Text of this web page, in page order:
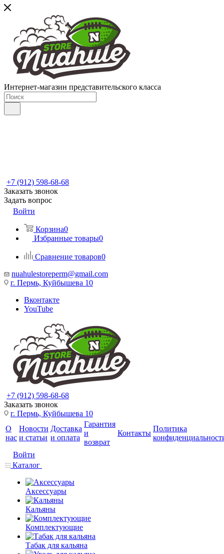
Интернет-магазин представительского класса
+7 (912) 598-68-68
Заказать звонок
Задать вопрос
Войти
Корзина0
Избранные товары0
Сравнение товаров0
nuahulestoreperm@gmail.com
г. Пермь, Куйбышева 10
Вконтакте
YouTube
+7 (912) 598-68-68
Заказать звонок
г. Пермь, Куйбышева 10
О
нас
Новости
и статьи
Доставка
и оплата
Гарантия
и
возврат
Контакты
Политика
Войти
Каталог
Аксессуары
Кальяны
Комплектующие
Табак для кальяна